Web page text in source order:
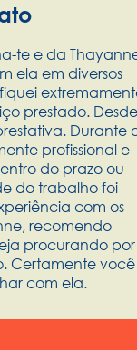
te e da
ela em diversos
prestado.
Durante
profissional e
do prazo ou
do trabalho foi
com os
recomendo
procurando por
Certamente você
com ela.